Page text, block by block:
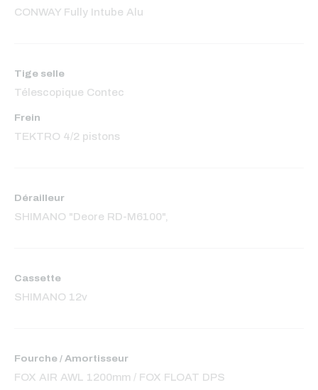
CONWAY Fully Intube Alu
Tige selle
Télescopique Contec
Frein
TEKTRO 4/2 pistons
Dérailleur
SHIMANO "Deore RD-M6100",
Cassette
SHIMANO 12v
Fourche / Amortisseur
FOX AIR AWL 1200mm / FOX FLOAT DPS